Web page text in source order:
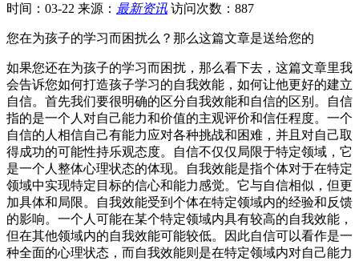
时间：03-22 来源： 最新资讯 访问次数：887
您在为孩子的学习而困扰么？那么这篇文章是送给您的
如果您还在为孩子的学习而困扰，那么看下去，这篇文章里我
会告诉您如何打造孩子学习的自我效能，如何让他更好的建立
自信。首先我们要很明确的区分自我效能和自信的区别。自信
指的是一个人对自己能力和价值的主观评价和信任程度。一个
自信的人相信自己有能力应对各种挑战和困难，并且对自己取
得成功的可能性持乐观态度。自信不仅仅局限于特定领域，它
是一个人整体心理状态的体现。自我效能是指个体对于在特定
领域中实现特定目标的信心和能力感觉。它与自信相似，但更
加具体和局限。自我效能受到个体在特定领域内的经验和反馈
的影响。一个人可能在某个特定领域内具有较高的自我效能，
但在其他领域内的自我效能可能较低。因此自信可以看作是一
种全面的心理状态，而自我效能则是在特定领域内对自己能力